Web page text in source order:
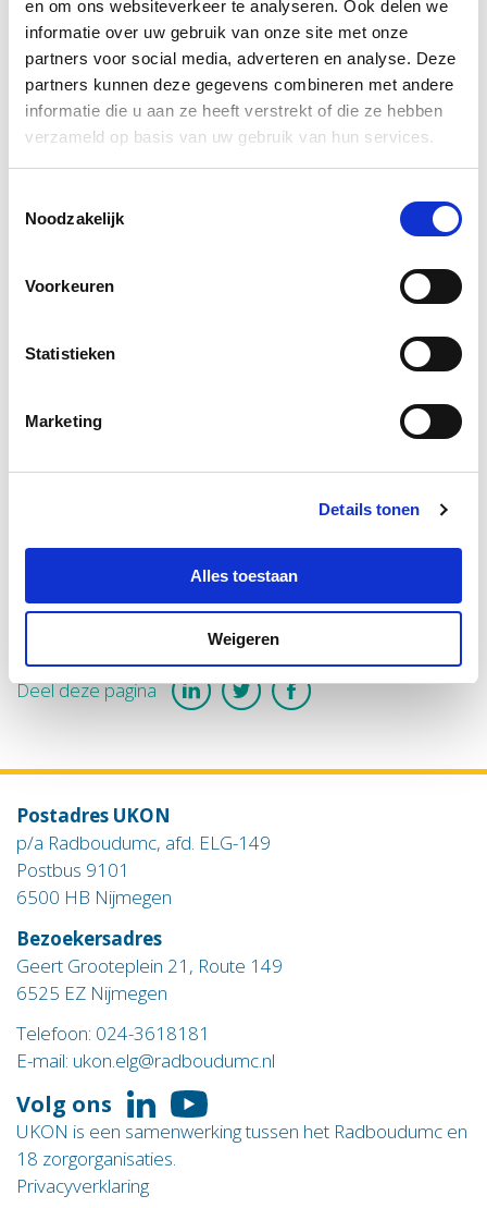
en om ons websiteverkeer te analyseren. Ook delen we
informatie over uw gebruik van onze site met onze
partners voor social media, adverteren en analyse. Deze
partners kunnen deze gegevens combineren met andere
informatie die u aan ze heeft verstrekt of die ze hebben
verzameld op basis van uw gebruik van hun services.
Noodzakelijk
Voorkeuren
Statistieken
Marketing
Details tonen
Alles toestaan
Weigeren
Hinke Maaike
Deel deze pagina
Postadres UKON
p/a Radboudumc, afd. ELG-149
Postbus 9101
6500 HB Nijmegen
Bezoekersadres
Geert Grooteplein 21, Route 149
6525 EZ Nijmegen
Telefoon: 024-3618181
E-mail: ukon.elg@radboudumc.nl
Volg ons
Volg
ons
op
LinkedIn
ons
op
UKON is een samenwerking tussen het Radboudumc en
18 zorgorganisaties.
Privacyverklaring